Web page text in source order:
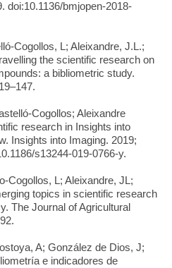
doi:10.1136/bmjopen-2018-
Cogollos, L; Aleixandre, J.L.;
the scientific research on
a bibliometric study.
Cogollos; Aleixandre
research in Insights into
Insights into Imaging. 2019;
s13244-019-0766-y.
Cogollos, L; Aleixandre, JL;
topics in scientific research
The Journal of Agricultural
A; González de Dios, J;
e indicadores de